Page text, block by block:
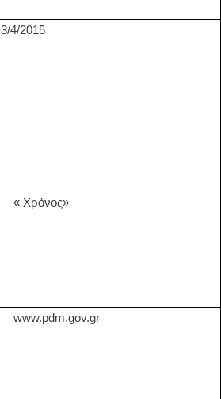
3/4/2015
« Χρόνος»
www.pdm.gov.gr